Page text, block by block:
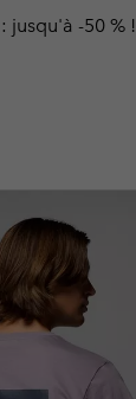
jusqu'à -50 % !